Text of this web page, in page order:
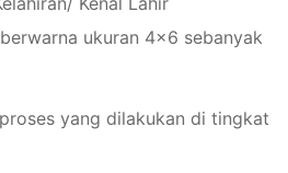
ukuran 4×6 sebanyak
yang dilakukan di tingkat